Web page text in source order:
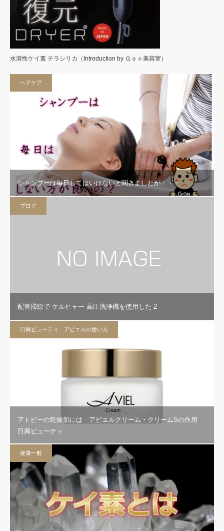
水溶性ケイ素 テラシリカ（Introduction by Ｇｏｎ美容室）
ヘアケア
シャンプーは毎日してはいけないと聞きましたが・・・
ブログ
配管掃除で ケルヒャー 高圧洗浄機を使用した 2
日興ビューティ アビエルの使い方
アトピーの乾燥肌には アビエルクリーム・クリームSの作用
日興ビューティ
健康一般